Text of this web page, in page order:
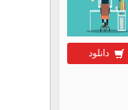
دانلود